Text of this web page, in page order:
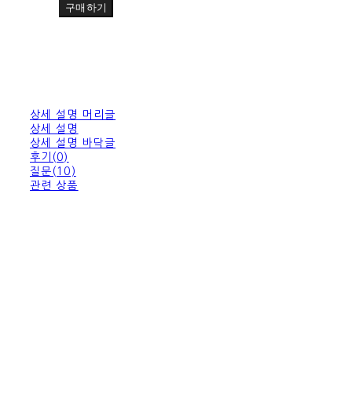
구매하기
상세 설명 머리글
상세 설명
상세 설명 바닥글
후기(0)
질문(10)
관련 상품